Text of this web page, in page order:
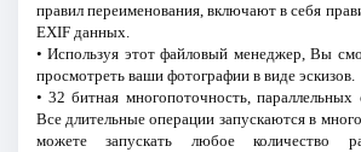
правил переименования, включают в себя
EXIF данных.
• Используя этот файловый менеджер, Вы
просмотреть ваши фотографии в виде эскизов.
• 32 битная многопоточность,
Все длительные операции запускаются в
можете запускать любое количество